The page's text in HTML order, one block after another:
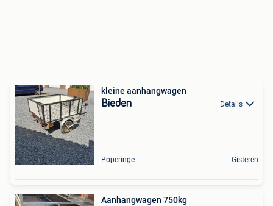
kleine aanhangwagen
Bieden Details
Poperinge Gisteren
Aanhangwagen 750kg